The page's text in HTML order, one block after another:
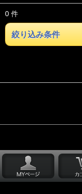
0 件
絞り込み条件